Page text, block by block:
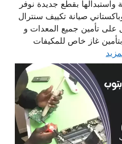
واستبدالها بقطع جديدة نوفر
صيانة تكييف سنترال
على تأمين جميع المعدات و
بتأمين غاز خاص للمكيفات